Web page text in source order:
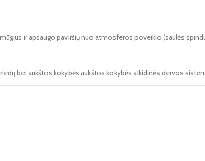
ir apsaugo paviršių nuo atmosferos poveikio (saulės
bei aukštos kokybės aukštos kokybės alkidinės dervos